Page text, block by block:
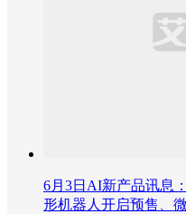
6月3日AI新产品讯息
形机器人开启预售、